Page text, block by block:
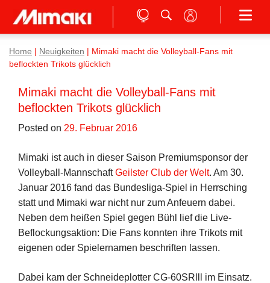
Home Neuigkeiten
Mimaki macht die Volleyball-Fans mit
beflockten Trikots glücklich
Mimaki macht die Volleyball-Fans mit
beflockten Trikots glücklich
Posted on 29. Februar 2016
Mimaki ist auch in dieser Saison Premiumsponsor der
Volleyball-MannschaftGeilster Club der Welt. Am 30.
Januar 2016 fand das Bundesliga-Spiel in Herrsching
statt und Mimaki war nicht nur zum Anfeuern dabei.
Neben dem heißen Spiel gegen Bühl lief die Live-
Beflockungsaktion: Die Fans konnten ihre Trikots mit
eigenen oder Spielernamen beschriften lassen.
Dabei kam der Schneideplotter CG-60SRlll im Einsatz.